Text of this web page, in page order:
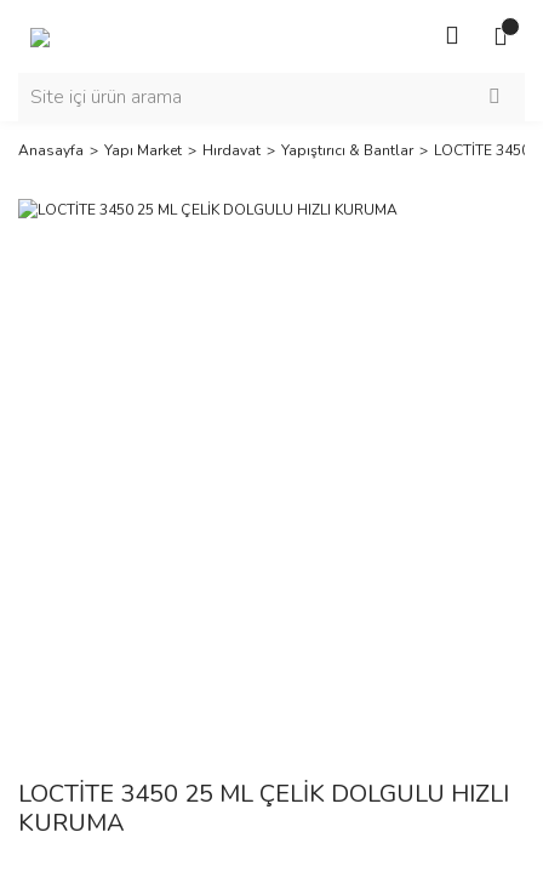
Anasayfa Yapı Market Hırdavat Yapıştırıcı & Bantlar LOCTİTE 3450
LOCTİTE 3450 25 ML ÇELİK DOLGULU HIZLI
KURUMA